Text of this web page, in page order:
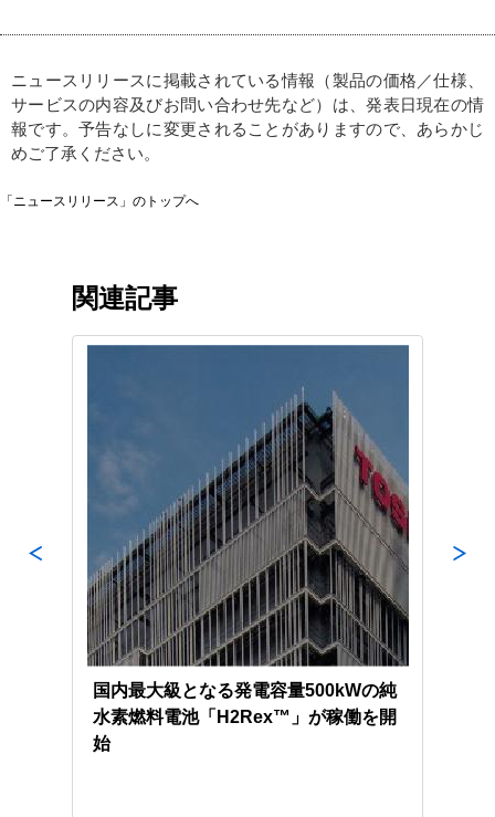
ニュースリリースに掲載されている情報（製品の価格／仕様、
サービスの内容及びお問い合わせ先など）は、発表日現在の情
報です。予告なしに変更されることがありますので、あらかじ
めご了承ください。
「ニュースリリース」のトップへ
関連記事
国内最大級となる発電容量500kWの純
水素燃料電池「H2Rex™」が稼働を開
始